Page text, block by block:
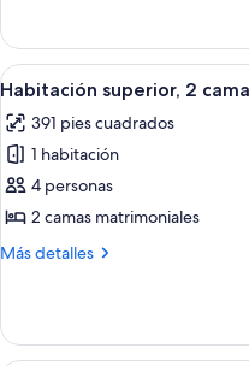
King
size
superior,
cama
size
Abrir
todas
las
fotos
de
Habitación
superior,
matrimoniales
6
Habitación superior, 2
391 pies cuadrados
1 habitación
4 personas
2 camas matrimoniales
Más detalles
Más
superior,